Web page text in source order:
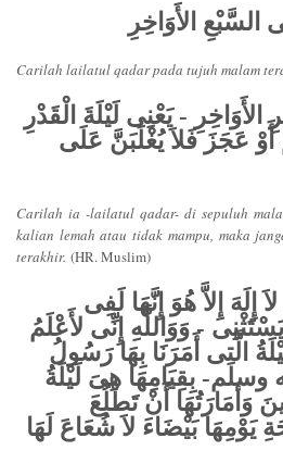
Carilah lailatul qadar pada tujuh malam
- يَعْنِى لَيْلَةَ الْقَدْرِ
عَجَزَ فَلاَ يُغْلَبَنَّ عَلَى
Carilah ia -lailatul qadar- di sepuluh
kalian lemah atau tidak mampu, maka
terakhir. (HR. Muslim)
إِلَهَ إِلاَّ هُوَ إِنَّهَا لَفِى
- وَوَاللَّهِ إِنِّى لأَعْلَمُ
الَّتِى أَمَرَنَا بِهَا رَسُولُ
وسلم- بِقِيَامِهَا هِىَ لَيْلَةُ
أَنْ تَطْلُعَ